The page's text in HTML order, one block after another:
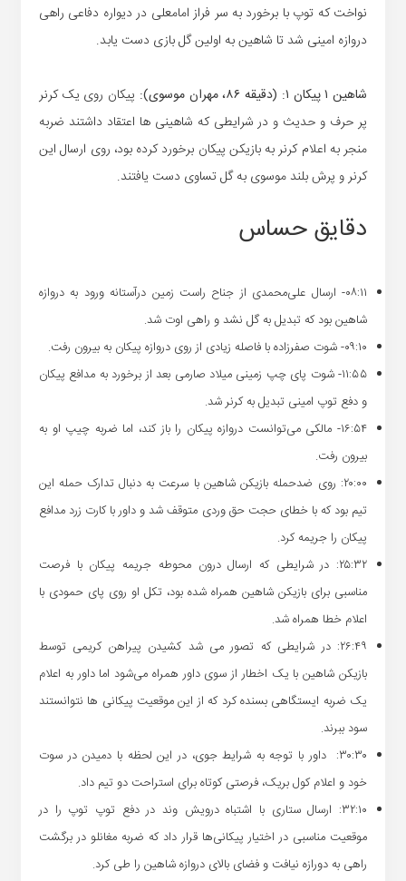
نواخت که توپ با برخورد به سر فراز امامعلی در دیواره دفاعی راهی
دروازه امینی شد تا شاهین به اولین گل بازی دست یابد.
شاهین ۱ پیکان ۱: (دقیقه ۸۶، مهران موسوی):
پیکان روی یک کرنر
پر حرف و حدیث و در شرایطی که شاهینی ها اعتقاد داشتند ضربه
منجر به اعلام کرنر به بازیکن پیکان برخورد کرده بود، روی ارسال این
کرنر و پرش بلند موسوی به گل تساوی دست یافتند.
دقایق حساس
۰۸:۱۱- ارسال علی‌محمدی از جناح راست زمین درآستانه ورود به دروازه
شاهین بود که تبدیل به گل نشد و راهی اوت شد.
۰۹:۱۰- شوت صفرزاده با فاصله زیادی از روی دروازه پیکان به بیرون رفت.
۱۱:۵۵- شوت پای چپ زمینی میلاد صارمی بعد از برخورد به مدافع پیکان
و دفع توپ امینی تبدیل به کرنر شد.
۱۶:۵۴- مالکی می‌توانست دروازه پیکان را باز کند، اما ضربه چیپ او به
بیرون رفت.
۲۰:۰۰: روی ضدحمله بازیکن شاهین با سرعت به دنبال تدارک حمله این
تیم بود که با خطای حجت حق وردی متوقف شد و داور با کارت زرد مدافع
پیکان را جریمه کرد.
۲۵:۳۲: در شرایطی که ارسال درون محوطه جریمه پیکان با فرصت
مناسبی برای بازیکن شاهین همراه شده بود، تکل او روی پای حمودی با
اعلام خطا همراه شد.
۲۶:۴۹: در شرایطی که تصور می شد کشیدن پیراهن کریمی توسط
بازیکن شاهین با یک اخطار از سوی داور همراه می‌شود اما داور به اعلام
یک ضربه ایستگاهی بسنده کرد که از این موقعیت پیکانی ها نتوانستند
سود ببرند.
۳۰:۳۰: داور با توجه به شرایط جوی، در این لحظه با دمیدن در سوت
خود و اعلام کول بریک، فرصتی کوتاه برای استراحت دو تیم داد.
۳۲:۱۰: ارسال ستاری با اشتباه درویش وند در دفع توپ توپ را در
موقعیت مناسبی در اختیار پیکانی‌ها قرار داد که ضربه مغانلو در برگشت
راهی به دورازه نیافت و فضای بالای دروازه شاهین را طی کرد.